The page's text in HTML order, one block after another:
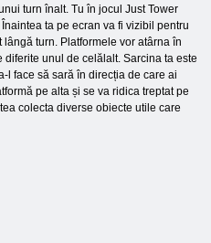
turn înalt. Tu în jocul Just Tower
ta pe ecran va fi vizibil pentru
turn. Platformele vor atârna în
unul de celălalt. Sarcina ta este
l face să sară în direcția de care ai
pe alta și se va ridica treptat pe
colecta diverse obiecte utile care